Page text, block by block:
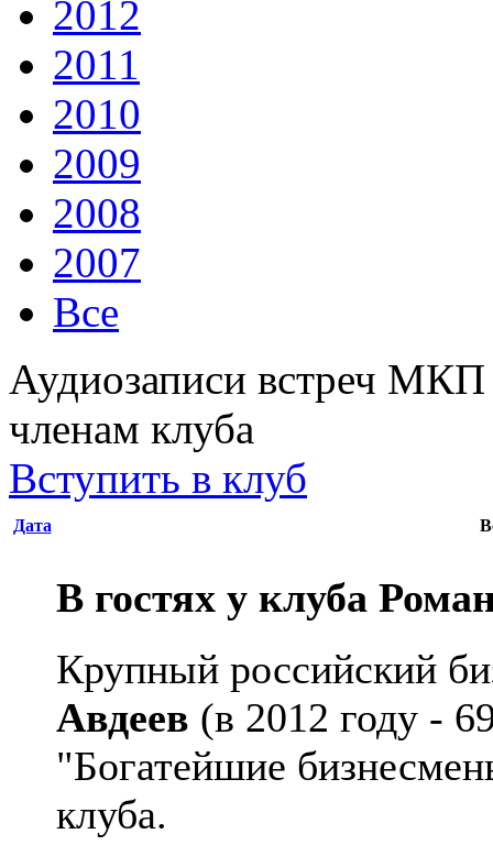
2012
2011
2010
2009
2008
2007
Все
Аудиозаписи встреч МКП
членам клуба
Вступить в клуб
Дата
В гостях у клуба
Крупный российский
Авдеев (в 2012 году -
"Богатейшие
клуба.